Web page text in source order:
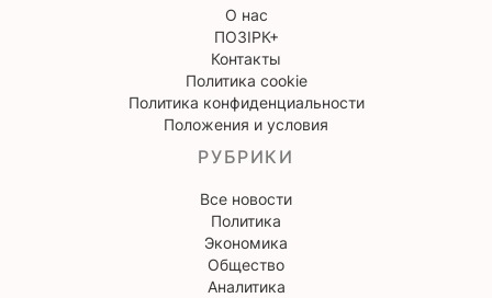
О нас
ПОЗІРК+
Контакты
Политика cookie
Политика конфиденциальности
Положения и условия
РУБРИКИ
Все новости
Политика
Экономика
Общество
Аналитика